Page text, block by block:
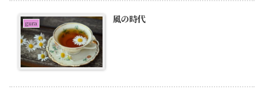
gura 風の時代